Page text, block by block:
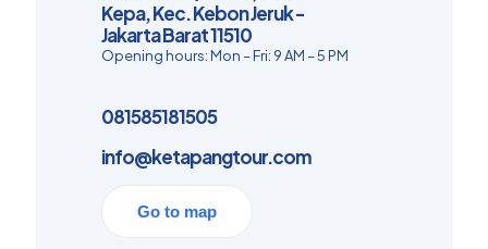
Kepa, Kec. Kebon Jeruk -
Jakarta Barat 11510
Opening hours: Mon – Fri: 9 AM – 5 PM
081585181505
info@ketapangtour.com
Go to map